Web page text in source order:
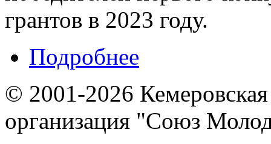
грантов в 2023 году.
Подробнее
© 2001-2026
организация "Союз